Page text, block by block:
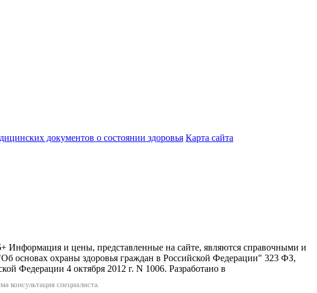
документов о состоянии здоровья Карта сайта
и цены, представленные на сайте, являются справочными и
основах охраны здоровья граждан в Российской Федерации" 323 ФЗ,
Федерации 4 октября 2012 г. N 1006. Разработано в
консультация специалиста.